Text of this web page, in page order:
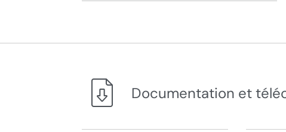
Documentation et